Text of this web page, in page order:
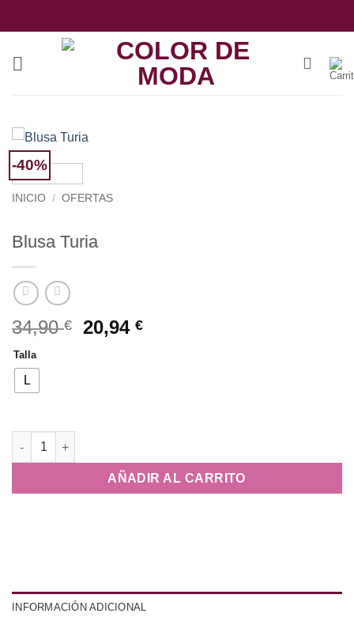
al
-40%
INICIO / OFERTAS
Blusa Turia
34,90€
El
20,94€El
Talla
L
Blusa Turia cantidad
AÑADIR AL CARRITO
INFORMACIÓN ADICIONAL